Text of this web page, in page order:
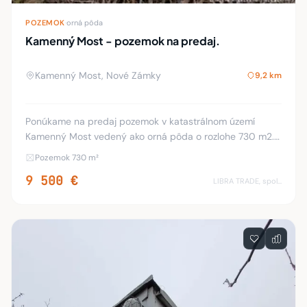
POZEMOK orná pôda
Kamenný Most - pozemok na predaj.
Kamenný Most, Nové Zámky 9,2 km
Ponúkame na predaj pozemok v katastrálnom území
Kamenný Most vedený ako orná pôda o rozlohe 730 m2.
Bližšie informácie a obhliadky: 0905/659 793
Pozemok 730 m²
9 500 € LIBRA TRADE, spol.s.r.o.